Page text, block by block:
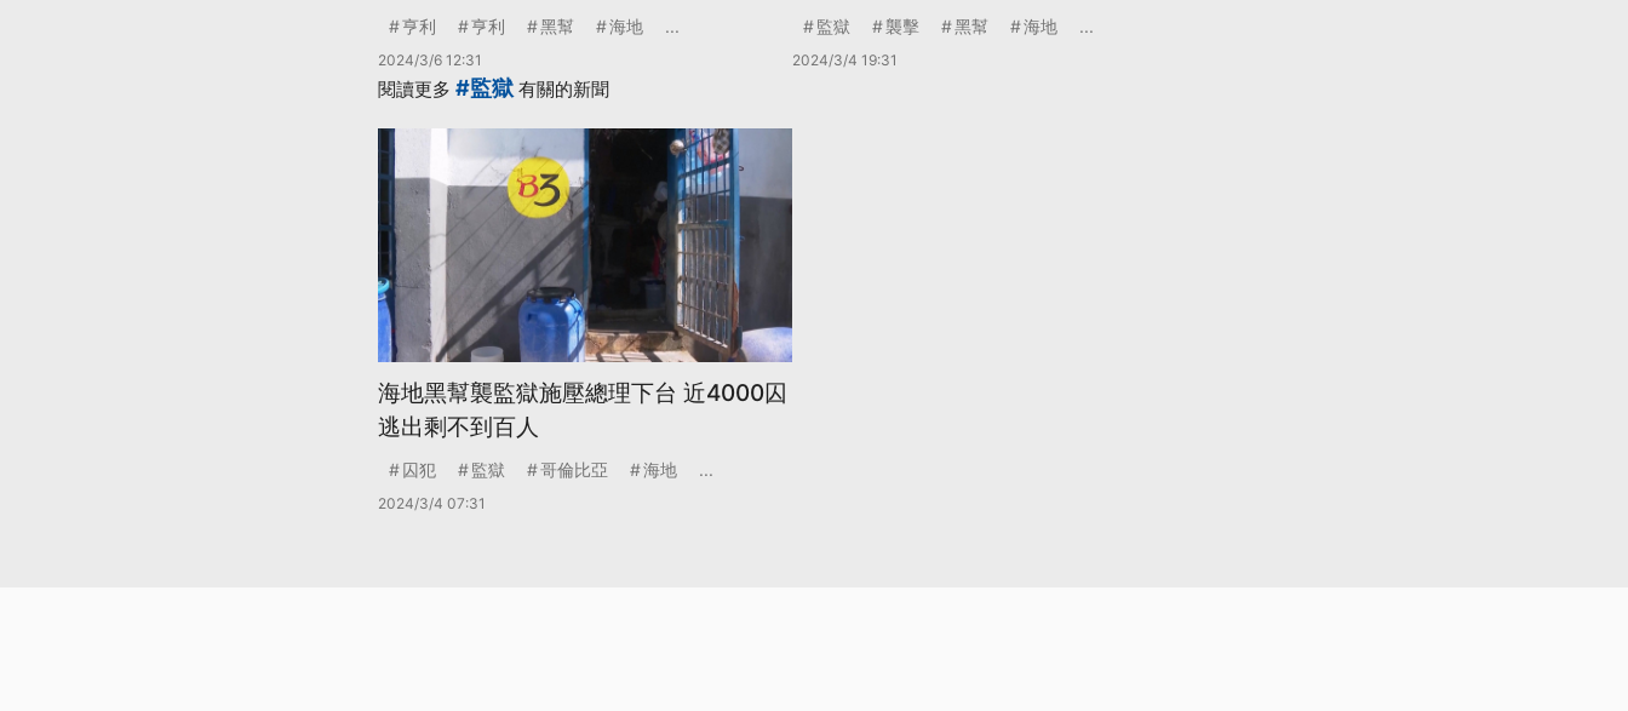
亨利 亨利 黑幫 海地 ...
2024/3/6 12:31
監獄 襲擊 黑幫 海地 ...
2024/3/4 19:31
閱讀更多 #監獄 有關的新聞
海地黑幫襲監獄施壓總理下台 近4000囚
逃出剩不到百人
囚犯 監獄 哥倫比亞 海地 ...
2024/3/4 07:31